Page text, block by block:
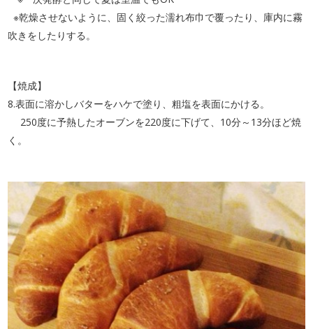
※乾燥させないように、固く絞った濡れ布巾で覆ったり、庫内に霧
吹きをしたりする。
【焼成】
8.表面に溶かしバターをハケで塗り、粗塩を表面にかける。
250度に予熱したオーブンを220度に下げて、10分～13分ほど焼
く。